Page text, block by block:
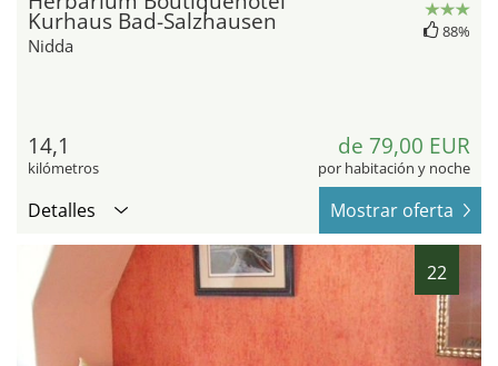
Kurhaus Bad-Salzhausen
Nidda
88%
14,1
kilómetros
de 79,00 EUR
por habitación y noche
Detalles Mostrar oferta
22